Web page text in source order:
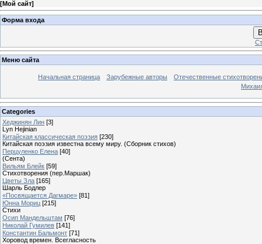
[Мой сайт]
Форма входа
Меню сайта
Начальная страница Зарубежные авторы
Отечественные
Categories
Хеджинян Лин [3]
Lyn Hejinian
Китайская классическая поэзия [230]
Китайская поэзия известна всему миру. (Сборник стихов)
Перцуленко Елена [40]
(Сента)
Вильям Блейк [59]
Стихотворения (пер.Маршак)
Цветы Зла [165]
Шарль Бодлер
«Посвящается Дагмаре» [81]
Юнна Мориц [215]
Стихи
Осип Мандельштам [76]
Николай Гумилев [141]
Константин Бальмонт [71]
Хоровод времен. Всегласность